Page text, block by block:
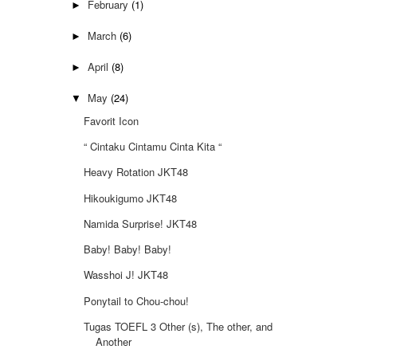
► February (1)
► March (6)
► April (8)
▼ May (24)
Favorit Icon
“ Cintaku Cintamu Cinta Kita “
Heavy Rotation JKT48
Hikoukigumo JKT48
Namida Surprise! JKT48
Baby! Baby! Baby!
Wasshoi J! JKT48
Ponytail to Chou-chou!
Tugas TOEFL 3 Other (s), The other, and
Another